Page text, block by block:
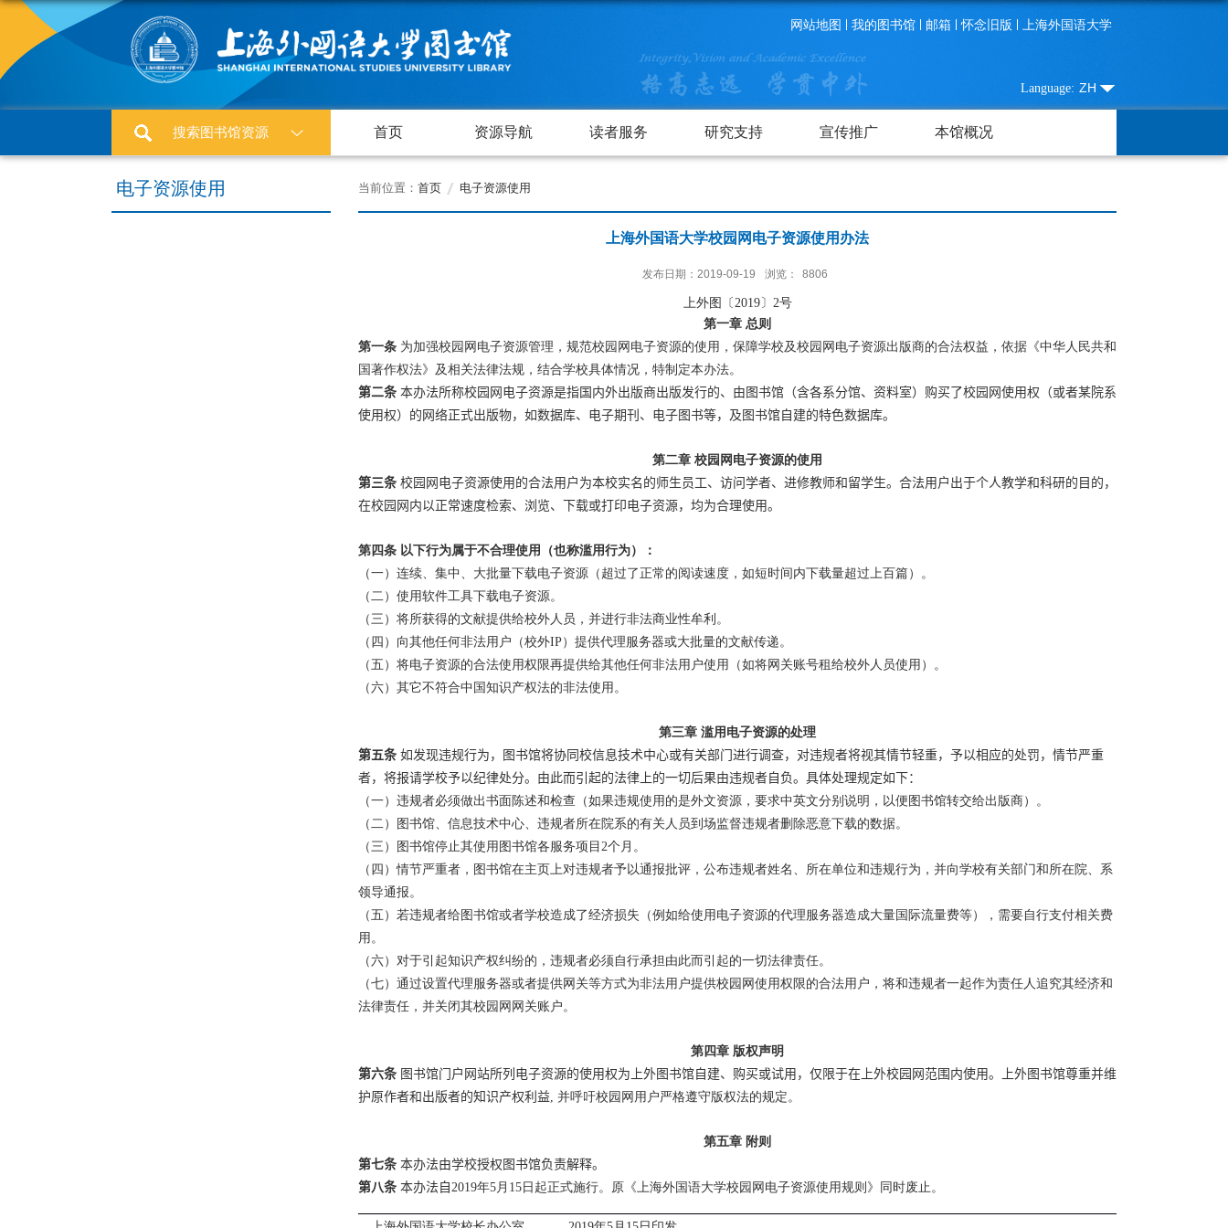
网站地图 我的图书馆 邮箱 怀念旧版 上海外国语大学
Language: ZH
搜索图书馆资源 首页 资源导航 读者服务 研究支持 宣传推广 本馆概况
电子资源使用 当前位置： 首页 电子资源使用
上海外国语大学校园网电子资源使用办法
发布日期：2019-09-19 浏览： 8806
上外图〔 2019〕 2号
第一章 总则
第一条 为加强校园网电子资源管理，规范校园网电子资源的使用，保障学校及校园网电子资源出版商的合法权益，依据《中华人民共和
国著作权法》及相关法律法规，结合学校具体情况，特制定本办法。
第二条 本办法所称校园网电子资源是指国内外出版商出版发行的、由图书馆（含各系分馆、资料室）购买了校园网使用权（或者某院系
使用权）的网络正式出版物，如数据库、电子期刊、电子图书等，及图书馆自建的特色数据库。
第二章 校园网电子资源的使用
第三条 校园网电子资源使用的合法用户为本校实名的师生员工、访问学者、进修教师和留学生。合法用户出于个人教学和科研的目的，
在校园网内以正常速度检索、浏览、下载或打印电子资源，均为合理使用。
第四条 以下行为属于不合理使用（也称滥用行为）：
（一）连续、集中、大批量下载电子资源（超过了正常的阅读速度，如短时间内下载量超过上百篇）。
（二）使用软件工具下载电子资源。
（三）将所获得的文献提供给校外人员，并进行非法商业性牟利。
（四）向其他任何非法用户（校外IP）提供代理服务器或大批量的文献传递。
（五）将电子资源的合法使用权限再提供给其他任何非法用户使用（如将网关账号租给校外人员使用）。
（六）其它不符合中国知识产权法的非法使用。
第三章 滥用电子资源的处理
第五条 如发现违规行为，图书馆将协同校信息技术中心或有关部门进行调查，对违规者将视其情节轻重，予以相应的处罚，情节严重
者，将报请学校予以纪律处分。由此而引起的法律上的一切后果由违规者自负。具体处理规定如下：
（一）违规者必须做出书面陈述和检查（如果违规使用的是外文资源，要求中英文分别说明，以便图书馆转交给出版商）。
（二）图书馆、信息技术中心、违规者所在院系的有关人员到场监督违规者删除恶意下载的数据。
（三）图书馆停止其使用图书馆各服务项目 2个月。
（四）情节严重者，图书馆在主页上对违规者予以通报批评，公布违规者姓名、所在单位和违规行为，并向学校有关部门和所在院、系
领导通报。
（五）若违规者给图书馆或者学校造成了经济损失（例如给使用电子资源的代理服务器造成大量国际流量费等），需要自行支付相关费
用。
（六）对于引起知识产权纠纷的，违规者必须自行承担由此而引起的一切法律责任。
（七）通过设置代理服务器或者提供网关等方式为非法用户提供校园网使用权限的合法用户，将和违规者一起作为责任人追究其经济和
法律责任，并关闭其校园网网关账户。
第四章 版权声明
第六条 图书馆门户网站所列电子资源的使用权为上外图书馆自建、购买或试用，仅限于在上外校园网范围内使用。上外图书馆尊重并维
护原作者和出版者的知识产权利益, 并呼吁校园网用户严格遵守版权法的规定。
第五章 附则
第七条 本办法由学校授权图书馆负责解释。
第八条 本办法自 2019年5月 15 日起正式施行。原《上海外国语大学校园网电子资源使用规则》同时废止。